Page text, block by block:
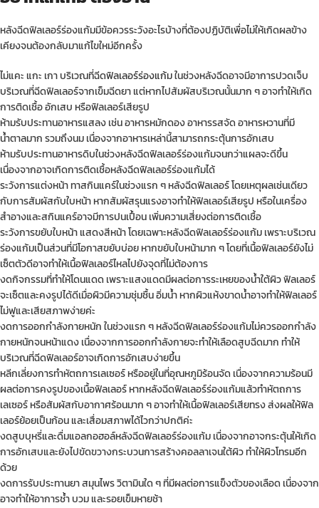
หลังฉีดฟิลเลอร์ร่องแก้มมีข้อควรระวังอะไรบ้างที่ต้องปฏิบัติเพื่อไม่ให้เกิดผลข้าง
เคียงจนต้องกลับมาแก้ไขใหม่อีกครั้ง
ไม่แคะ แกะ เกา บริเวณที่ฉีดฟิลเลอร์ร่องแก้มในช่วงหลังฉีดอาจมีอาการปวดเจ็บ
บริเวณที่ฉีดฟิลเลอร์จากเข็มฉีดยา แต่หากไปสัมผัสบริเวณนั้นมาก ๆ อาจทำให้เกิด
การติดเชื้อ อักเสบ หรือฟิลเลอร์เสียรูป
ห้ามรับประทานอาหารแสลง เช่น อาหารหมักดอง อาหารรสจัด อาหารหวานที่มี
น้ำตาลมาก รวมถึงนม เนื่องจากอาหารเหล่านี้สามารถกระตุ้นการอักเสบ
ห้ามรับประทานอาหารดิบในช่วงหลังฉีดฟิลเลอร์ร่องแก้มจนกว่าแผลจะดีขึ้น
เนื่องจากอาจเกิดการติดเชื้อหลังฉีดฟิลเลอร์ร่องแก้มได้
ระวังการแต่งหน้า ทาสกินแคร์ในช่วงแรก ๆ หลังฉีดฟิลเลอร์ โดยเหตุผลเช่นเดียว
กับการสัมผัสกับใบหน้า หากสัมผัสรุนแรงอาจทำให้ฟิลเลอร์เสียรูป หรือในเครื่อง
สำอางและสกินแคร์อาจมีการปนเปื้อน เพิ่มความเสี่ยงต่อการติดเชื้อ
ระวังการขยับใบหน้า แสดงสีหน้า โดยเฉพาะหลังฉีดฟิลเลอร์ร่องแก้ม เพราะบริเวณ
ร่องแก้มเป็นส่วนที่มีโอกาสขยับบ่อย หากขยับใบหน้ามาก ๆ โดยที่เนื้อฟิลเลอร์ยังไม่
เซ็ตตัวดีอาจทำให้เนื้อฟิลเลอร์ไหลไปยังจุดที่ไม่ต้องการ
งดกิจกรรมที่ทำให้โดนแดด เพราะแสงแดดมีผลต่อการระเหยของน้ำใต้ผิว ฟิลเลอร์
จะเซ็ตและคงรูปได้ดีเมื่อผิวมีความชุ่มชื้น อิ่มน้ำ หากผิวแห้งขาดน้ำอาจทำให้ฟิลเลอร์
ไม่ฟูและเสียสภาพง่ายค่ะ
งดการออกกำลังกายหนัก ในช่วงแรก ๆ หลังฉีดฟิลเลอร์ร่องแก้มไม่ควรออกกำลัง
กายหนักจนหน้าแดง เนื่องจากการออกกำลังกายจะทำให้เลือดสูบฉีดมาก ทำให้
บริเวณที่ฉีดฟิลเลอร์อาจเกิดการอักเสบง่ายขึ้น
หลีกเลี่ยงการทำหัตถการเลเซอร์ หรืออยู่ในที่อุณหภูมิร้อนจัด เนื่องจากความร้อนมี
ผลต่อการคงรูปของเนื้อฟิลเลอร์ หากหลังฉีดฟิลเลอร์ร่องแก้มแล้วทำหัตถการ
เลเซอร์ หรือสัมผัสกับอากาศร้อนมาก ๆ อาจทำให้เนื้อฟิลเลอร์เสียทรง ส่งผลให้ฟิล
เลอร์ย้อยเป็นก้อน และเสื่อมสภาพได้ไวกว่าปกติค่ะ
งดสูบบุหรี่และดื่มแอลกอฮอล์หลังฉีดฟิลเลอร์ร่องแก้ม เนื่องจากอาจกระตุ้นให้เกิด
การอักเสบและยังไปขัดขวางกระบวนการสร้างคอลลาเจนใต้ผิว ทำให้ผิวโทรมอีก
ด้วย
งดการรับประทานยา สมุนไพร วิตามินใด ๆ ที่มีผลต่อการแข็งตัวของเลือด เนื่องจาก
อาจทำให้อาการช้ำ บวม และรอยเข็มหายช้า